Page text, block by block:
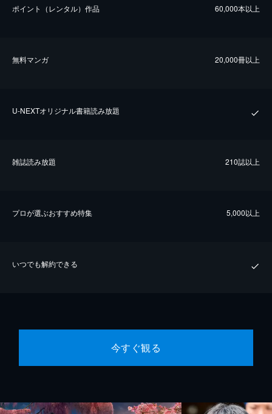
ポイント（レンタル）作品 60,000本以上
無料マンガ 20,000冊以上
U-NEXTオリジナル書籍読み放題
雑誌読み放題 210誌以上
プロが選ぶおすすめ特集 5,000以上
いつでも解約できる
今すぐ観る